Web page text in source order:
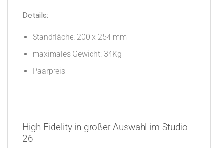
Details:
Standfläche: 200 x 254 mm
maximales Gewicht: 34Kg
Paarpreis
High Fidelity in großer Auswahl im Studio
26​